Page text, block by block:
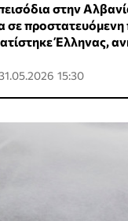
στην
σε
Έλληνας,
15:30